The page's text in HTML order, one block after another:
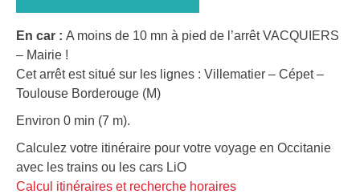
En car : A moins de 10 mn à pied de l’arrêt VACQUIERS
– Mairie !
Cet arrêt est situé sur les lignes : Villematier – Cépet –
Toulouse Borderouge (M)
Environ 0 min (7 m).
Calculez votre itinéraire pour votre voyage en Occitanie
avec les trains ou les cars LiO
Calcul itinéraires et recherche horaires